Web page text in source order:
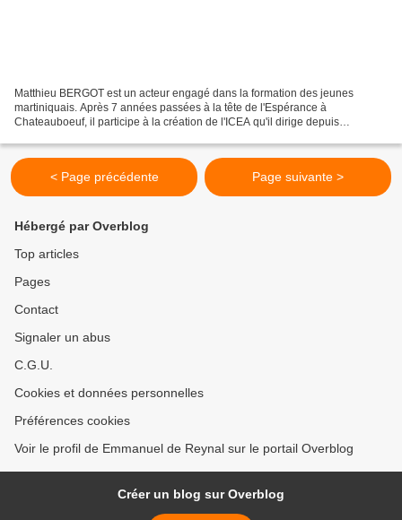
Matthieu BERGOT est un acteur engagé dans la formation des jeunes
martiniquais. Après 7 années passées à la tête de l'Espérance à
Chateauboeuf, il participe à la création de l'ICEA qu'il dirige depuis
< Page précédente Page suivante >
Hébergé par Overblog
Top articles
Pages
Contact
Signaler un abus
C.G.U.
Cookies et données personnelles
Préférences cookies
Voir le profil de Emmanuel de Reynal sur le portail Overblog
Créer un blog sur Overblog